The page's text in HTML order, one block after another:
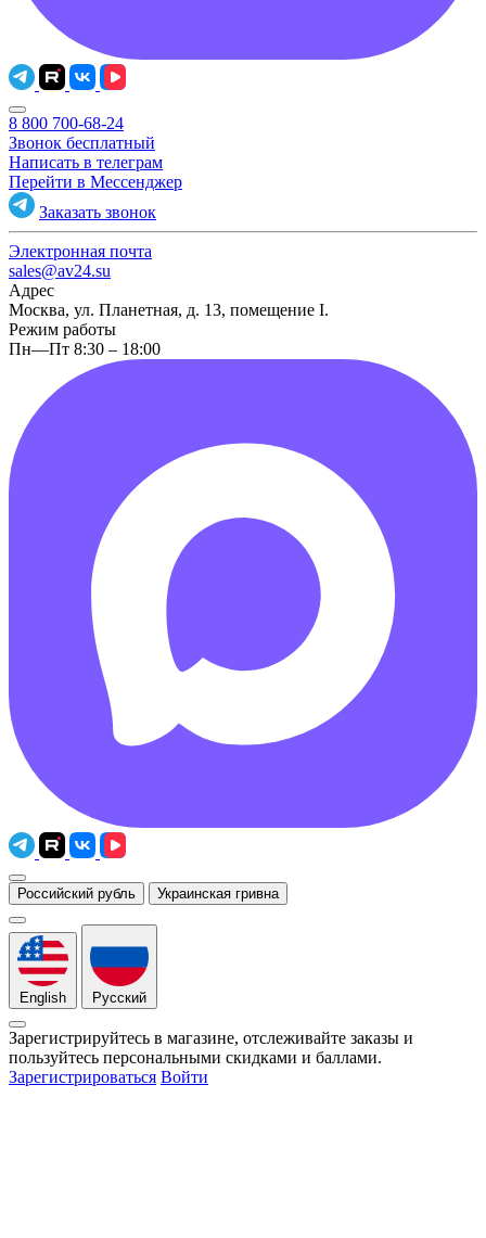
8 800 700-68-24
Звонок бесплатный
Написать в телеграм
Перейти в Мессенджер
Заказать звонок
Электронная почта
sales@av24.su
Адрес
Москва, ул. Планетная, д. 13, помещение I.
Режим работы
Пн—Пт 8:30 – 18:00
Российский рубль Украинская гривна
English Русский
Зарегистрируйтесь в магазине, отслеживайте заказы и
пользуйтесь персональными скидками и баллами.
Зарегистрироваться Войти